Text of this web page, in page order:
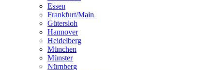
Essen
Frankfurt/Main
Gütersloh
Hannover
Heidelberg
München
Münster
Nürnberg